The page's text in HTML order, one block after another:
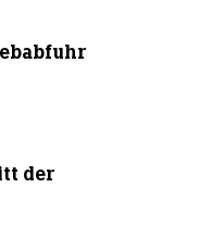
der